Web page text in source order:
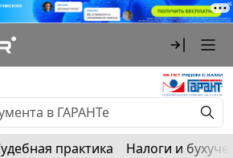
практика Налоги и